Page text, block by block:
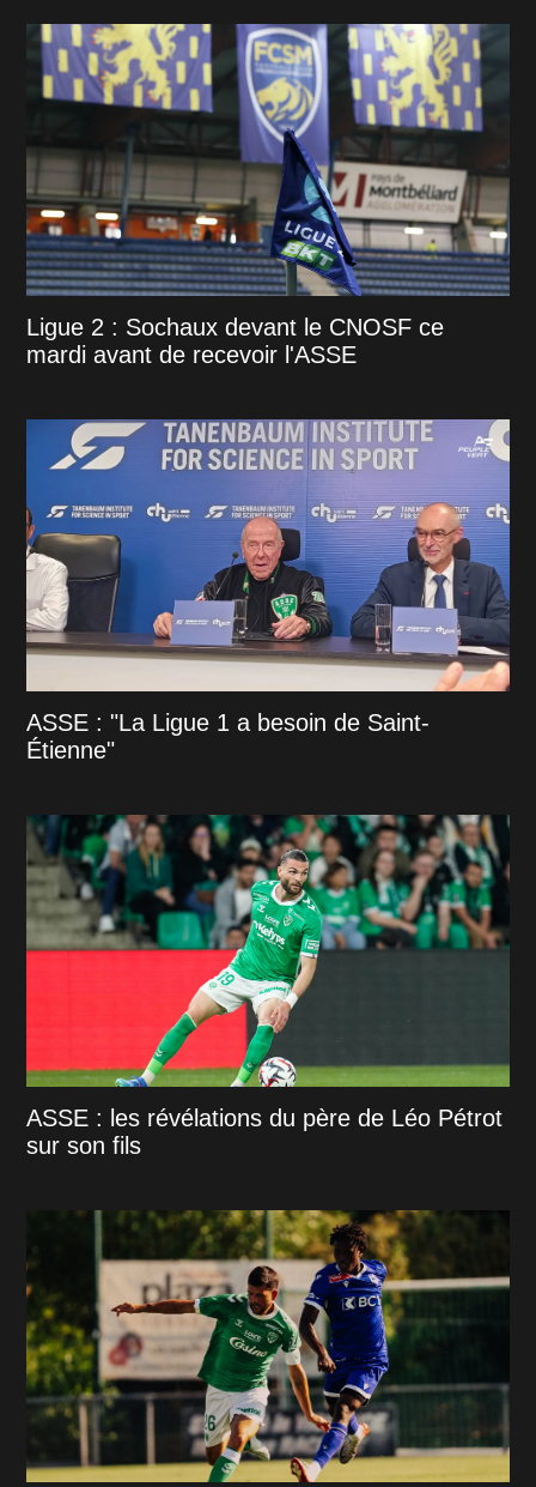
Ligue 2 : Sochaux devant le CNOSF ce
mardi avant de recevoir l'ASSE
ASSE : "La Ligue 1 a besoin de Saint-
Étienne"
ASSE : les révélations du père de Léo Pétrot
sur son fils